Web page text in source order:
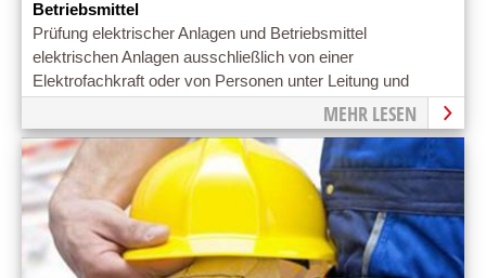
Betriebsmittel
Prüfung elektrischer Anlagen und Betriebsmittel
elektrischen Anlagen ausschließlich von einer
Elektrofachkraft oder von Personen unter Leitung und
MEHR LESEN